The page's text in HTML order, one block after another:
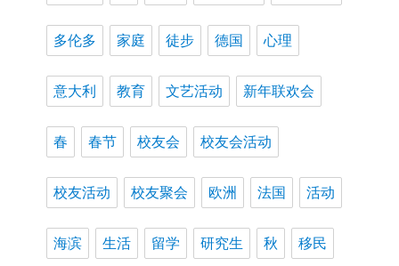
多伦多 家庭 徒步 德国 心理
意大利 教育 文艺活动 新年联欢会
春 春节 校友会 校友会活动
校友活动 校友聚会 欧洲 法国 活动
海滨 生活 留学 研究生 秋 移民